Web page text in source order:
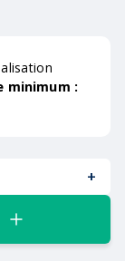
minimum :
+